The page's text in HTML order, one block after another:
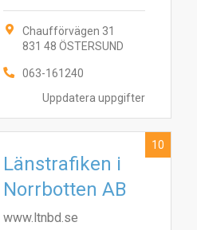
Uppdatera uppgifter
Chaufförvägen 31
831 48 ÖSTERSUND
063-161240
Länstrafiken i
Norrbotten AB
www.ltnbd.se
10